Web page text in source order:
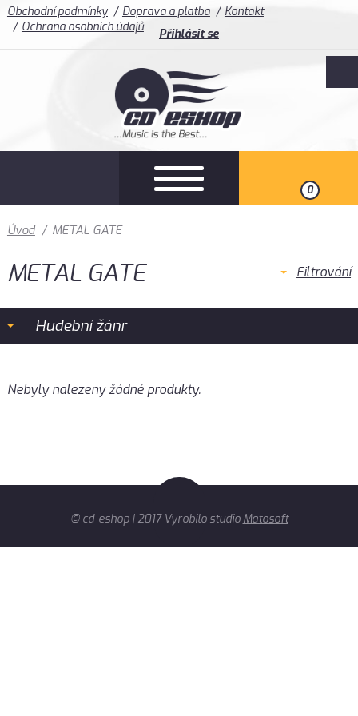
Obchodní podmínky Doprava a platba
Kontakt
Ochrana osobních údajů
Přihlásit se
0
Úvod / METAL GATE
METAL GATE Filtrování
Hudební žánr
Nebyly nalezeny žádné produkty.
© cd-eshop | 2017 Vyrobilo studio Matosoft